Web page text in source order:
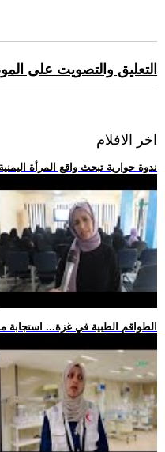
التعليق والتصويت على
اخر الافلام
.. ندوة حوارية تبحث واقع المرأة
.. الطواقم الطبية في غزة...